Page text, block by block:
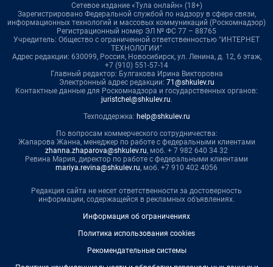
Сетевое издание «Тула онлайн» (18+)
Зарегистрировано Федеральной службой по надзору в сфере связи,
информационных технологий и массовых коммуникаций (Роскомнадзор)
Регистрационный номер ЭЛ № ФС 77 – 88765
Учредитель: Общество с ограниченной ответственностью "ИНТЕРНЕТ
ТЕХНОЛОГИИ"
Адрес редакции: 630099, Россия, Новосибирск, ул. Ленина, д. 12, 6 этаж,
+7 (910) 551-57-14
Главный редактор: Булгакова Ирина Викторовна
Электронный адрес редакции: 71@shkulev.ru
Контактные данные для Роскомнадзора и государственных органов:
juristchel@shkulev.ru.
Техподдержка: help@shkulev.ru
По вопросам коммерческого сотрудничества:
Жапарова Жанна, менеджер по работе с федеральными клиентами
zhanna.zhaparova@shkulev.ru, моб. + 7 982 640 34 32
Ревина Мария, директор по работе с федеральными клиентами
mariya.revina@shkulev.ru, моб. +7 910 402 4056
Редакция сайта не несет ответственности за достоверность
информации, содержащейся в рекламных объявлениях.
Информация об ограничениях
Политика использования cookies
Рекомендательные системы